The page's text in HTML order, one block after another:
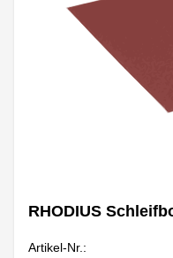
RHODIUS
Artikel-Nr.: